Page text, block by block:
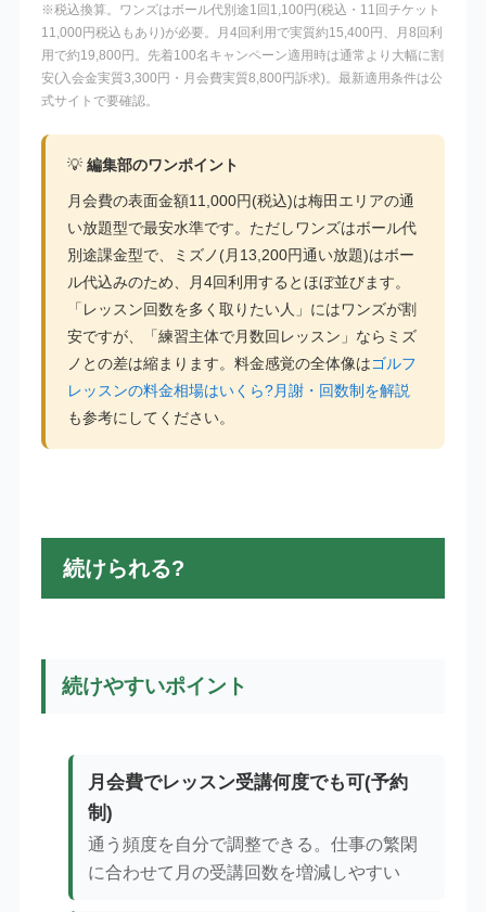
※税込換算。ワンズはボール代別途1回1,100円(税込・11回チケット
11,000円税込もあり)が必要。月4回利用で実質約15,400円、月8回利
用で約19,800円。先着100名キャンペーン適用時は通常より大幅に割
安(入会金実質3,300円・月会費実質8,800円訴求)。最新適用条件は公
式サイトで要確認。
💡 編集部のワンポイント
月会費の表面金額11,000円(税込)は梅田エリアの通
い放題型で最安水準です。ただしワンズはボール代
別途課金型で、ミズノ(月13,200円通い放題)はボー
ル代込みのため、月4回利用するとほぼ並びます。
「レッスン回数を多く取りたい人」にはワンズが割
安ですが、「練習主体で月数回レッスン」ならミズ
ノとの差は縮まります。料金感覚の全体像はゴルフ
レッスンの料金相場はいくら?月謝・回数制を解説
も参考にしてください。
続けられる?
続けやすいポイント
月会費でレッスン受講何度でも可(予約
制)
通う頻度を自分で調整できる。仕事の繁閑
に合わせて月の受講回数を増減しやすい